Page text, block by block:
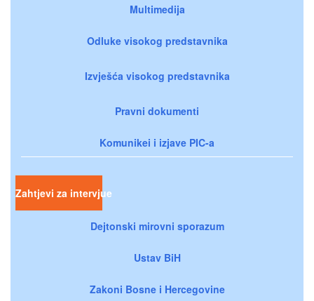
Multimedija
Odluke visokog predstavnika
Izvješća visokog predstavnika
Pravni dokumenti
Komunikei i izjave PIC-a
Zahtjevi za intervjue
Dejtonski mirovni sporazum
Ustav BiH
Zakoni Bosne i Hercegovine